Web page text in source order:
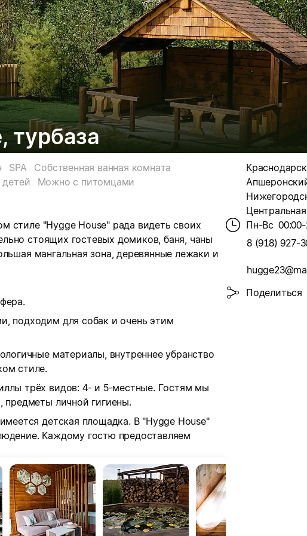
турбаза
SPA
Собственная ванная комната
Можно с питомцами
стиле "Hygge House" рада видеть своих
стоящих гостевых домиков, баня, чаны
мангальная зона, деревянные лежаки и
подходим для собак и очень этим
материалы, внутреннее убранство
стиле.
трёх видов: 4- и 5-местные. Гостям мы
предметы личной гигиены.
детская площадка. В "Hygge House"
Каждому гостю предоставляем
Пн-Вс
8 (918) 927-
Поделиться